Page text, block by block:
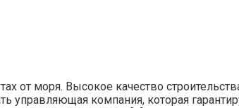
от моря. Высокое качество
компания, которая